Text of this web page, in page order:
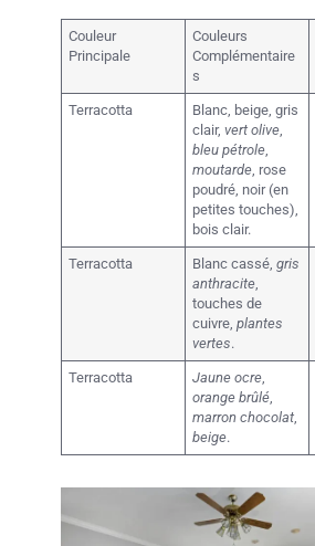
Couleur
Principale
Couleurs
Complémentaire
s
Terracotta
Blanc, beige, gris
clair,vert olive,
bleu pétrole,
moutarde, rose
poudré, noir (en
petites touches),
bois clair.
Terracotta Blanc cassé,gris
anthracite,
touches de
cuivre,plantes
vertes.
Terracotta Jaune ocre,
orange brûlé,
marron chocolat,
beige.